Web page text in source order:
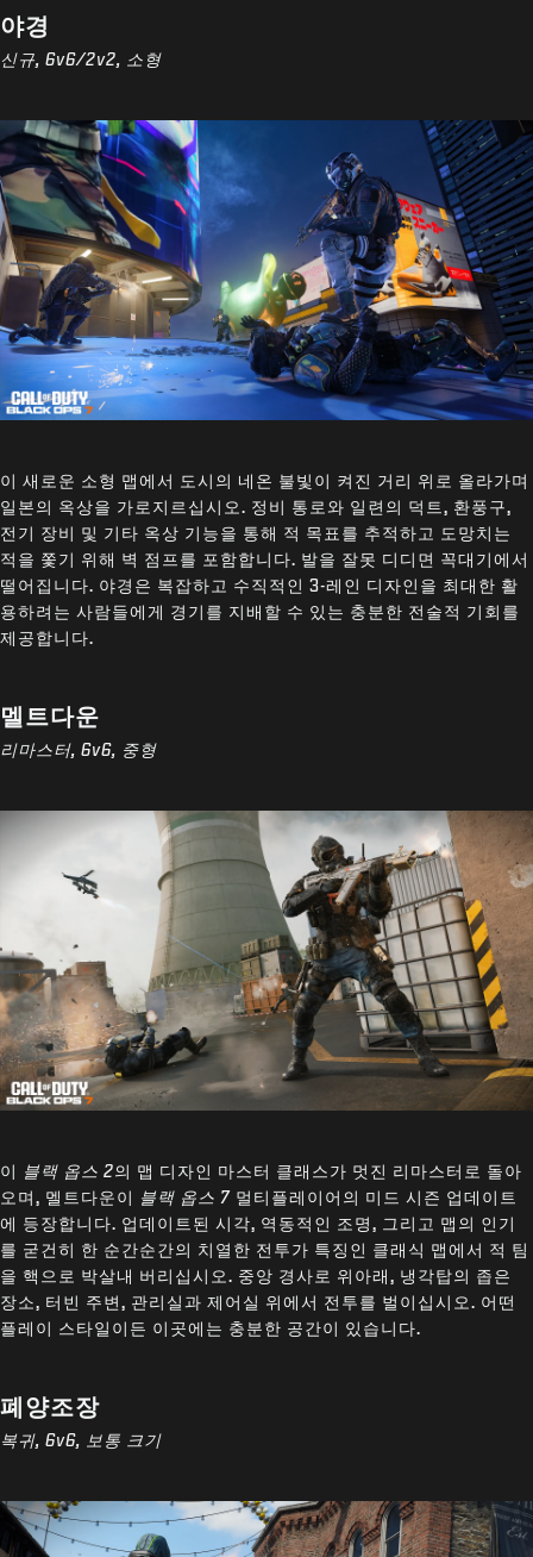
야경
신규, 6v6/2v2, 소형
이 새로운 소형 맵에서 도시의 네온 불빛이 켜진 거리 위로 올라가며
일본의 옥상을 가로지르십시오. 정비 통로와 일련의 덕트, 환풍구,
전기 장비 및 기타 옥상 기능을 통해 적 목표를 추적하고 도망치는
적을 쫓기 위해 벽 점프를 포함합니다. 발을 잘못 디디면 꼭대기에서
떨어집니다. 야경은 복잡하고 수직적인 3-레인 디자인을 최대한 활
용하려는 사람들에게 경기를 지배할 수 있는 충분한 전술적 기회를
제공합니다.
멜트다운
리마스터, 6v6, 중형
이 블랙 옵스 2의 맵 디자인 마스터 클래스가 멋진 리마스터로 돌아
오며, 멜트다운이 블랙 옵스 7 멀티플레이어의 미드 시즌 업데이트
에 등장합니다. 업데이트된 시각, 역동적인 조명, 그리고 맵의 인기
를 굳건히 한 순간순간의 치열한 전투가 특징인 클래식 맵에서 적 팀
을 핵으로 박살내 버리십시오. 중앙 경사로 위아래, 냉각탑의 좁은
장소, 터빈 주변, 관리실과 제어실 위에서 전투를 벌이십시오. 어떤
플레이 스타일이든 이곳에는 충분한 공간이 있습니다.
폐양조장
복귀, 6v6, 보통 크기